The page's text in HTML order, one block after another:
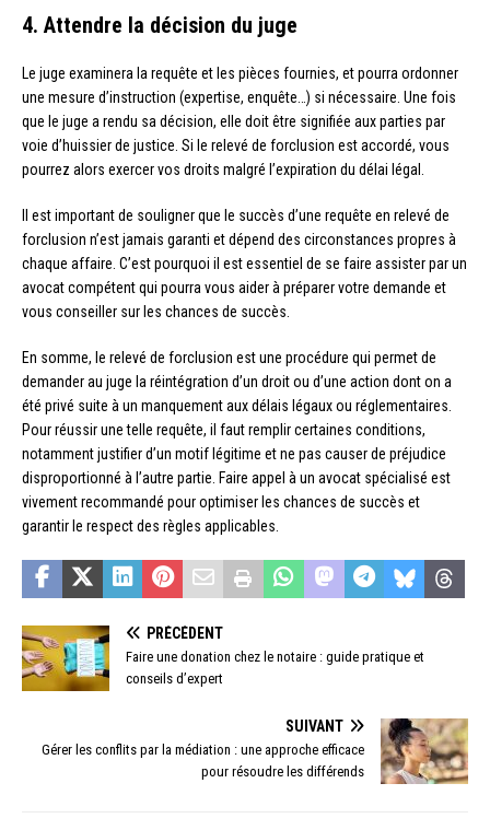
4. Attendre la décision du juge
Le juge examinera la requête et les pièces fournies, et pourra ordonner
une mesure d’instruction (expertise, enquête…) si nécessaire. Une fois
que le juge a rendu sa décision, elle doit être signifiée aux parties par
voie d’huissier de justice. Si le relevé de forclusion est accordé, vous
pourrez alors exercer vos droits malgré l’expiration du délai légal.
Il est important de souligner que le succès d’une requête en relevé de
forclusion n’est jamais garanti et dépend des circonstances propres à
chaque affaire. C’est pourquoi il est essentiel de se faire assister par un
avocat compétent qui pourra vous aider à préparer votre demande et
vous conseiller sur les chances de succès.
En somme, le relevé de forclusion est une procédure qui permet de
demander au juge la réintégration d’un droit ou d’une action dont on a
été privé suite à un manquement aux délais légaux ou réglementaires.
Pour réussir une telle requête, il faut remplir certaines conditions,
notamment justifier d’un motif légitime et ne pas causer de préjudice
disproportionné à l’autre partie. Faire appel à un avocat spécialisé est
vivement recommandé pour optimiser les chances de succès et
garantir le respect des règles applicables.
PRÉCÉDENT
Faire une donation chez le notaire : guide pratique et
conseils d’expert
SUIVANT
Gérer les conflits par la médiation : une approche efficace
pour résoudre les différends